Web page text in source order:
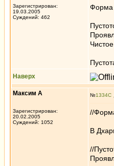
Зарегистрирован:
19.03.2005
Суждений: 462
Форма
Наверх
Максим А
Зарегистрирован:
20.02.2005
Суждений: 1052
№1334
//
В
//